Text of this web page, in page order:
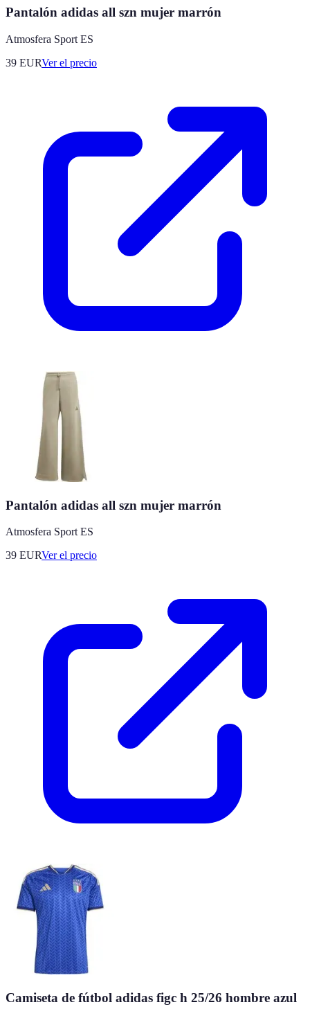
Pantalón adidas all szn mujer marrón
Atmosfera Sport ES
39 EURVer el precio
Pantalón adidas all szn mujer marrón
Atmosfera Sport ES
39 EURVer el precio
Camiseta de fútbol adidas figc h 25/26 hombre azul